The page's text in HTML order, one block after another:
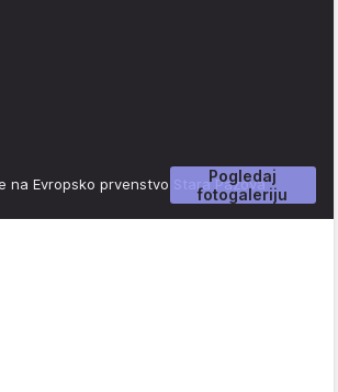
Pogledaj
fotogaleriju
na Evropsko prvenstvo Stara Pazova